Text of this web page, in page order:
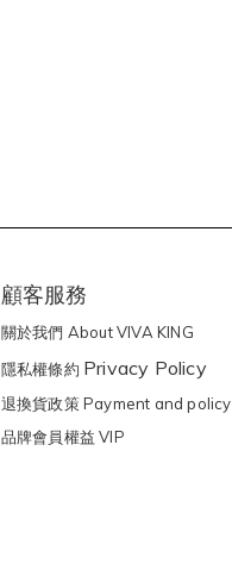
顧客服務
關於我們 About VIVA KING
隱私權條約 Privacy Policy
退換貨政策 Payment and policy
品牌會員權益 VIP